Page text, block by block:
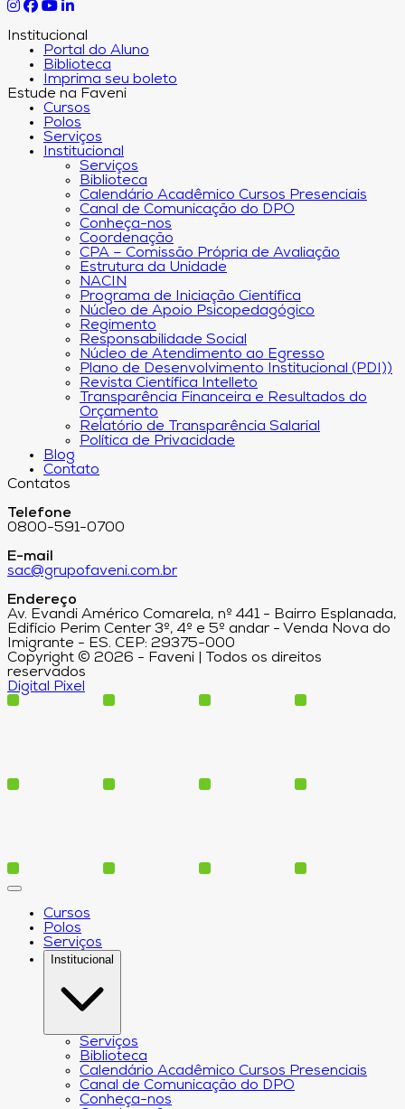
Institucional
Portal do Aluno
Biblioteca
Imprima seu boleto
Estude na Faveni
Cursos
Polos
Serviços
Institucional
Serviços
Biblioteca
Calendário Acadêmico Cursos Presenciais
Canal de Comunicação do DPO
Conheça-nos
Coordenação
CPA – Comissão Própria de Avaliação
Estrutura da Unidade
NACIN
Programa de Iniciação Científica
Núcleo de Apoio Psicopedagógico
Regimento
Responsabilidade Social
Núcleo de Atendimento ao Egresso
Plano de Desenvolvimento Institucional (PDI))
Revista Científica Intelleto
Transparência Financeira e Resultados do
Orçamento
Relatório de Transparência Salarial
Política de Privacidade
Blog
Contato
Contatos
Telefone
0800-591-0700
E-mail
sac@grupofaveni.com.br
Endereço
Av. Evandi Américo Comarela, nº 441 - Bairro Esplanada,
Edifício Perim Center 3º, 4º e 5º andar - Venda Nova do
Imigrante - ES. CEP: 29375-000
Copyright © 2026 - Faveni | Todos os direitos
reservados
Digital Pixel
Cursos
Polos
Serviços
Institucional
Serviços
Biblioteca
Calendário Acadêmico Cursos Presenciais
Canal de Comunicação do DPO
Conheça-nos